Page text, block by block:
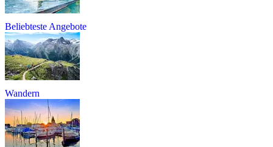
Beliebteste Angebote
Wandern